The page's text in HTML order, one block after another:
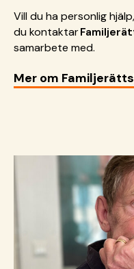
Vill du ha personlig
du kontaktar
samarbete med.
Mer om